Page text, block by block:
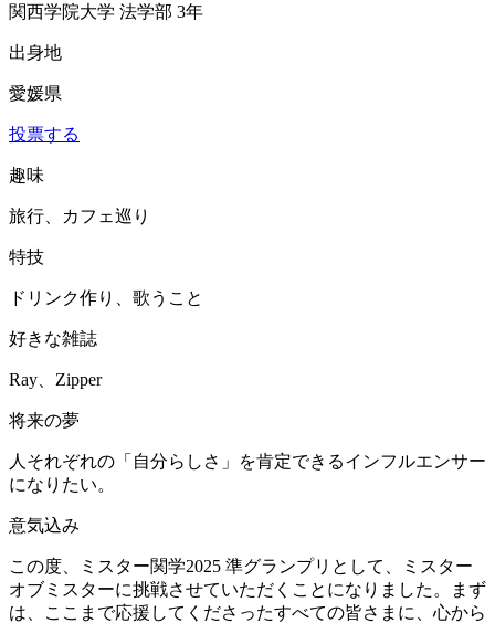
関西学院大学 法学部 3年
出身地
愛媛県
投票する
趣味
旅行、カフェ巡り
特技
ドリンク作り、歌うこと
好きな雑誌
Ray、Zipper
将来の夢
人それぞれの「自分らしさ」を肯定できるインフルエンサー
になりたい。
意気込み
この度、ミスター関学2025 準グランプリとして、ミスター
オブミスターに挑戦させていただくことになりました。まず
は、ここまで応援してくださったすべての皆さまに、心から